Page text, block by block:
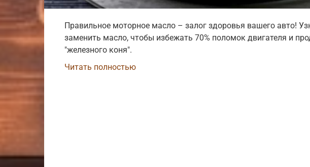
Правильное моторное масло – залог здоровья вашего авто!
заменить масло, чтобы избежать 70% поломок двигателя и
"железного коня".
Читать полностью